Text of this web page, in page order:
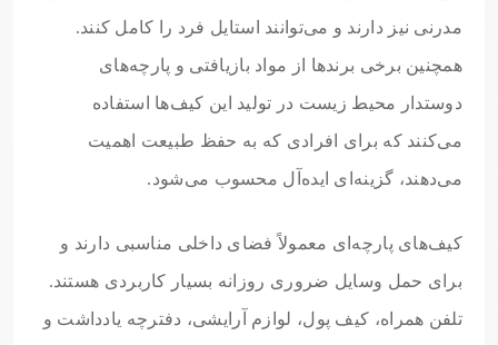
مدرنی نیز دارند و می‌توانند استایل فرد را کامل کنند.
همچنین برخی برندها از مواد بازیافتی و پارچه‌های
دوستدار محیط زیست در تولید این کیف‌ها استفاده
می‌کنند که برای افرادی که به حفظ طبیعت اهمیت
می‌دهند، گزینه‌ای ایده‌آل محسوب می‌شود.
کیف‌های پارچه‌ای معمولاً فضای داخلی مناسبی دارند و
برای حمل وسایل ضروری روزانه بسیار کاربردی هستند.
تلفن همراه، کیف پول، لوازم آرایشی، دفترچه یادداشت و